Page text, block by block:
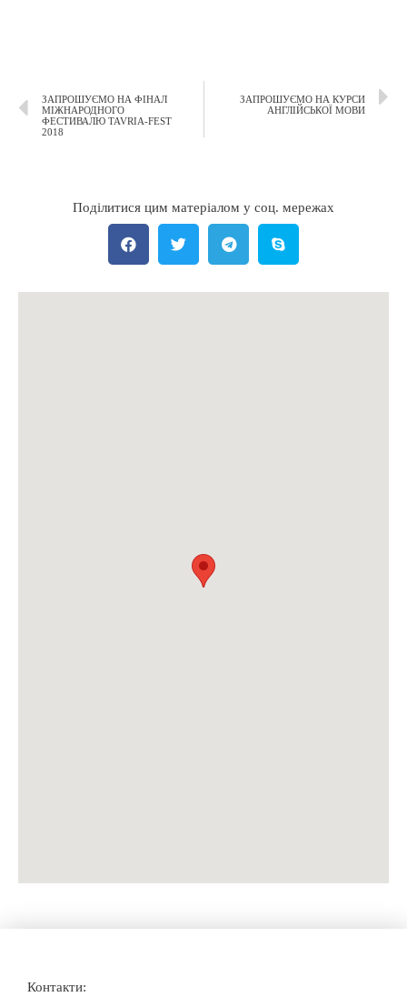
ЗАПРОШУЄМО НА ФІНАЛ
МІЖНАРОДНОГО
ФЕСТИВАЛЮ TAVRIA-FEST
2018
ЗАПРОШУЄМО НА КУРСИ
АНГЛІЙСЬКОЇ МОВИ
Поділитися цим матеріалом у соц. мережах
Контакти: